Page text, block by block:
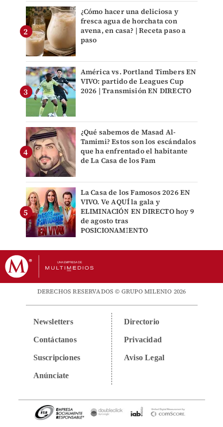
¿Cómo hacer una deliciosa y
fresca agua de horchata con
avena, en casa? | Receta paso a
paso
América vs. Portland Timbers EN
VIVO: partido de Leagues Cup
2026 | Transmisión EN DIRECTO
¿Qué sabemos de Masad Al-
Tamimi? Estos son los escándalos
que ha enfrentado el habitante
de La Casa de los Fam
La Casa de los Famosos 2026 EN
VIVO. Ve AQUÍ la gala y
ELIMINACIÓN EN DIRECTO hoy 9
de agosto tras
POSICIONAMIENTO
DERECHOS RESERVADOS © GRUPO MILENIO 2026
Newsletters
Contáctanos
Suscripciones
Anúnciate
Directorio
Privacidad
Aviso Legal